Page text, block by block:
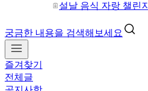
설날 음식 자랑 챌린지
궁금한 내용을 검색해보세요
즐겨찾기
전체글